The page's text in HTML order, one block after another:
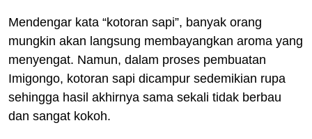
Mendengar kata “kotoran sapi”, banyak orang
mungkin akan langsung membayangkan aroma yang
menyengat. Namun, dalam proses pembuatan
Imigongo, kotoran sapi dicampur sedemikian rupa
sehingga hasil akhirnya sama sekali tidak berbau
dan sangat kokoh.